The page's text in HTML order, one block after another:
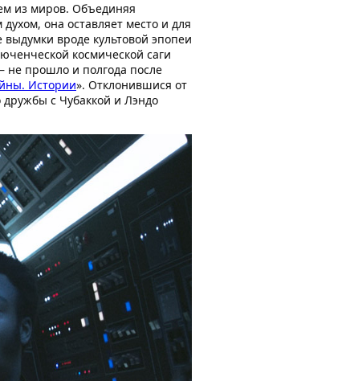
из миров. Объединяя
она оставляет место и для
вроде культовой эпопеи
космической саги
не прошло и полгода после
Истории». Отклонившися от
с Чубаккой и Лэндо